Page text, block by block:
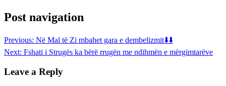
Post navigation
Previous: Në Mal të Zi mbahet gara e dembelizmit⬇️⬇️
Next: Fshati i Strugës ka bërë rrugën me ndihmën e mërgimtarëve
Leave a Reply